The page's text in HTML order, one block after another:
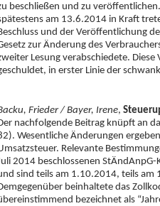
beschließen und zu
am 13.6.2014 in Kraft
und der Veröffentlichung
zur Änderung des
Lesung verabschiedete.
in erster Linie der
Frieder / Bayer, Irene,
nachfolgende Beitrag knüpft an
Wesentliche Änderungen
Relevante
2014 beschlossenen
sind teils am 1.10.2014, teils am
beinhaltete das
bezeichnet als